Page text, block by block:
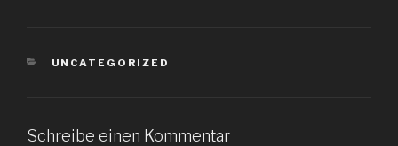
KATEGORIEN
UNCATEGORIZED
Schreibe einen Kommentar